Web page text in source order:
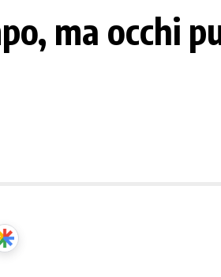
ma occhi